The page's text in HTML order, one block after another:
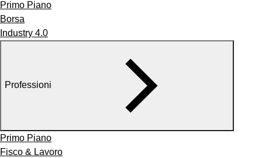
Primo Piano
Borsa
Industry 4.0
Professioni
Primo Piano
Fisco & Lavoro